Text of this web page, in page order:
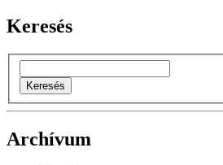
Keresés
Archívum